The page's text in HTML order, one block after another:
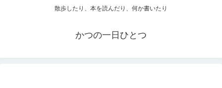
散歩したり、本を読んだり、何か書いたり
かつの一日ひとつ